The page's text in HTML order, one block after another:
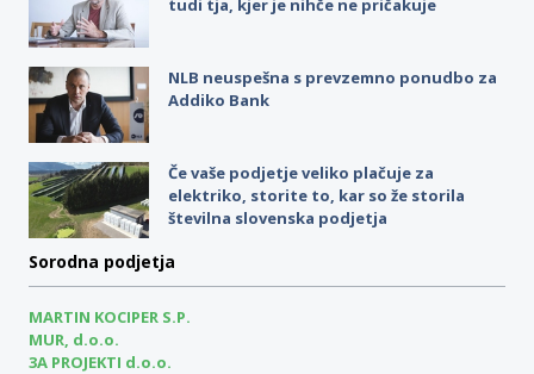
tudi tja, kjer je nihče ne pričakuje
NLB neuspešna s prevzemno ponudbo za
Addiko Bank
Če vaše podjetje veliko plačuje za
elektriko, storite to, kar so že storila
številna slovenska podjetja
Sorodna podjetja
MARTIN KOCIPER S.P.
MUR, d.o.o.
3A PROJEKTI d.o.o.